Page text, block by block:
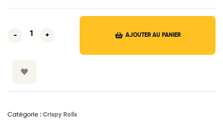
- + AJOUTER AU PANIER
Catégorie : Crispy Rolls